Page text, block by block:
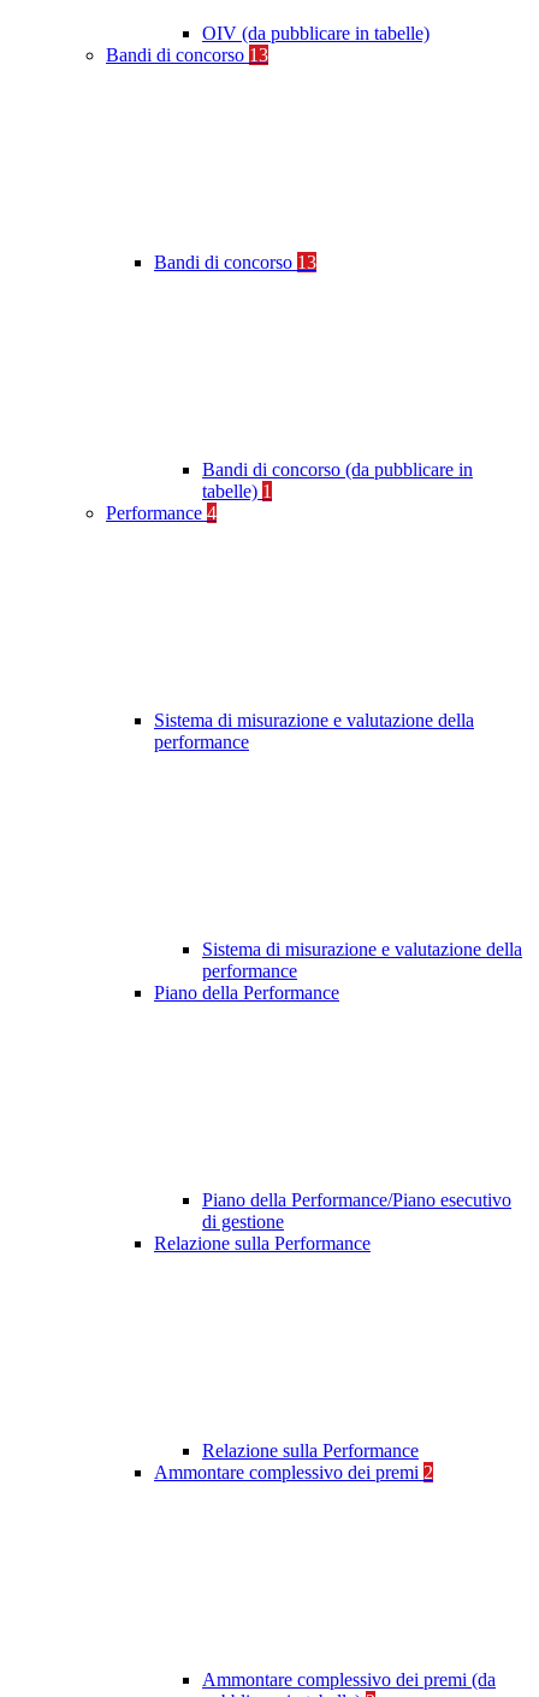
OIV (da pubblicare in tabelle)
Bandi di concorso 13
Bandi di concorso 13
Bandi di concorso (da pubblicare in
tabelle) 1
Performance 4
Sistema di misurazione e valutazione della
performance
Sistema di misurazione e valutazione della
performance
Piano della Performance
Piano della Performance/Piano esecutivo
di gestione
Relazione sulla Performance
Relazione sulla Performance
Ammontare complessivo dei premi 2
Ammontare complessivo dei premi (da